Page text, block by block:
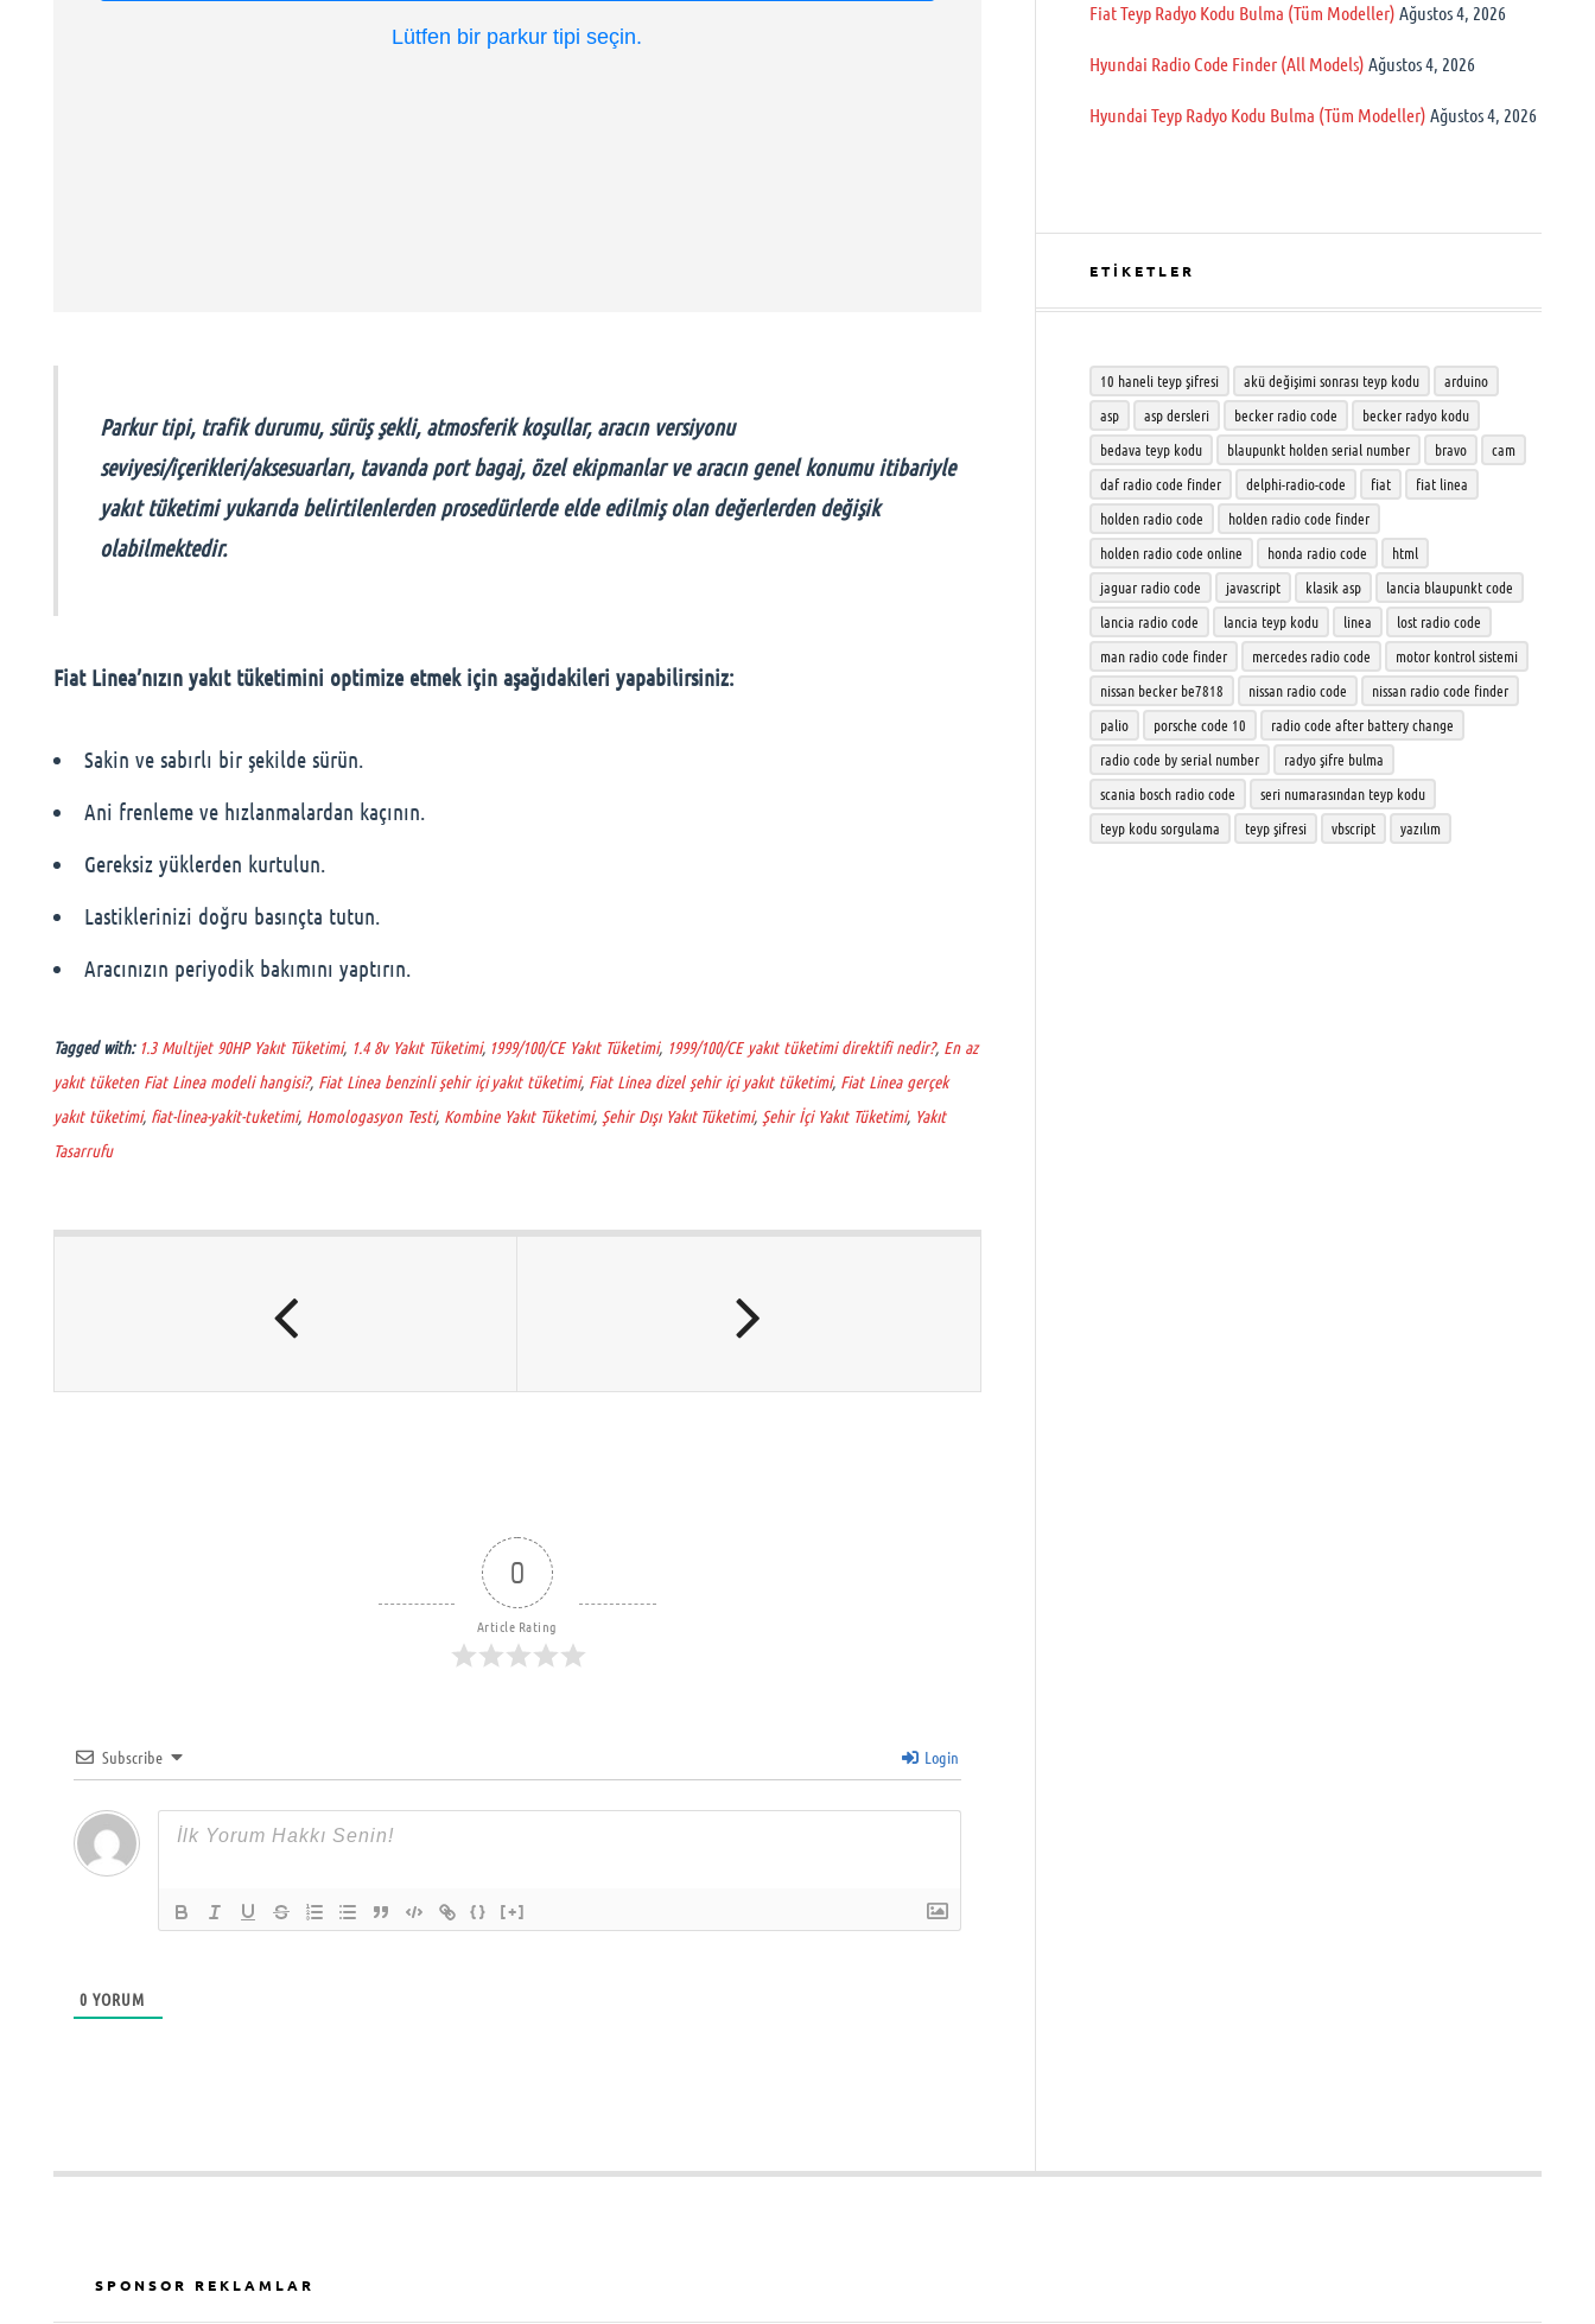
Parkur tipi, trafik durumu, sürüş şekli, atmosferik koşullar, aracın versiyonu
seviyesi/içerikleri/aksesuarları, tavanda port bagaj, özel ekipmanlar ve aracın genel konumu itibariyle
yakıt tüketimi yukarıda belirtilenlerden prosedürlerde elde edilmiş olan değerlerden değişik
olabilmektedir.
Fiat Linea’nızın yakıt tüketimini optimize etmek için aşağıdakileri yapabilirsiniz:
Sakin ve sabırlı bir şekilde sürün.
Ani frenleme ve hızlanmalardan kaçının.
Gereksiz yüklerden kurtulun.
Lastiklerinizi doğru basınçta tutun.
Aracınızın periyodik bakımını yaptırın.
Tagged with: 1.3 Multijet 90HP Yakıt Tüketimi, 1.4 8v Yakıt Tüketimi, 1999/100/CE Yakıt Tüketimi, 1999/100/CE yakıt tüketimi direktifi nedir?, En az
yakıt tüketen Fiat Linea modeli hangisi?, Fiat Linea benzinli şehir içi yakıt tüketimi, Fiat Linea dizel şehir içi yakıt tüketimi, Fiat Linea gerçek
yakıt tüketimi, fiat-linea-yakit-tuketimi, Homologasyon Testi, Kombine Yakıt Tüketimi, Şehir Dışı Yakıt Tüketimi, Şehir İçi Yakıt Tüketimi, Yakıt
Tasarrufu
0
Article Rating
Subscribe Login
{} [+]
0 YORUM
Fiat Teyp Radyo Kodu Bulma (Tüm Modeller) Ağustos 4, 2026
Hyundai Radio Code Finder (All Models) Ağustos 4, 2026
Hyundai Teyp Radyo Kodu Bulma (Tüm Modeller) Ağustos 4, 2026
ETIKETLER
10 haneli teyp şifresi akü değişimi sonrası teyp kodu
arduino
asp
asp dersleri becker radio code
becker radyo kodu
bedava teyp kodu
blaupunkt holden serial number bravo
cam
daf radio code finder
delphi-radio-code fiat
fiat linea
holden radio code
holden radio code finder
holden radio code online
honda radio code
html
jaguar radio code
javascript klasik asp
lancia blaupunkt code
lancia radio code
lancia teyp kodu linea
lost radio code
man radio code finder
mercedes radio code
motor kontrol sistemi
nissan becker be7818
nissan radio code
nissan radio code finder
palio
porsche code 10
radio code after battery change
radio code by serial number
radyo şifre bulma
scania bosch radio code
seri numarasından teyp kodu
teyp kodu sorgulama
teyp şifresi vbscript yazılım
SPONSOR REKLAMLAR